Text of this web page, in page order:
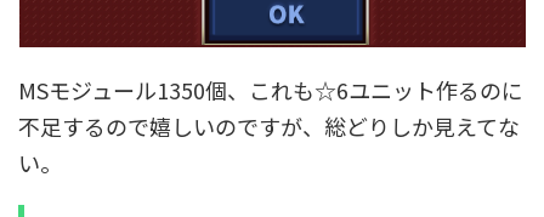
MSモジュール1350個、これも☆6ユニット作るのに
不足するので嬉しいのですが、総どりしか見えてな
い。